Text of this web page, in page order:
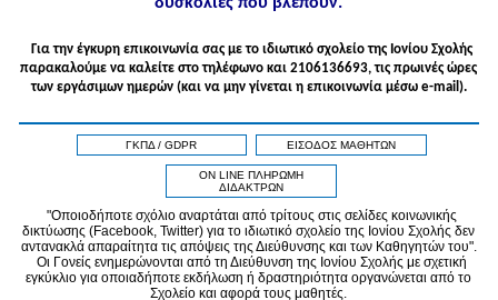
Για την έγκυρη επικοινωνία σας με το ιδιωτικό σχολείο της Ιονίου Σχολής
παρακαλούμε να καλείτε στo τηλέφωνo και 2106136693, τις πρωινές ώρες
των εργάσιμων ημερών (και να μην γίνεται η επικοινωνία μέσω e-mail).
ΓΚΠΔ / GDPR ΕΙΣΟΔΟΣ ΜΑΘΗΤΩΝ
ON LINE ΠΛΗΡΩΜΗ
ΔΙΔΑΚΤΡΩΝ
"Οποιοδήποτε σχόλιο αναρτάται από τρίτους στις σελίδες κοινωνικής
δικτύωσης (Facebook, Twitter) για το ιδιωτικό σχολείο της Ιονίου Σχολής δεν
αντανακλά απαραίτητα τις απόψεις της Διεύθυνσης και των Καθηγητών του".
Οι Γονείς ενημερώνονται από τη Διεύθυνση της Ιονίου Σχολής με σχετική
εγκύκλιο για οποιαδήποτε εκδήλωση ή δραστηριότητα οργανώνεται από το
Σχολείο και αφορά τους μαθητές.